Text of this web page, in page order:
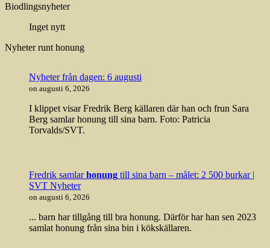
Biodlingsnyheter
Inget nytt
Nyheter runt honung
Nyheter från dagen: 6 augusti
on augusti 6, 2026
I klippet visar Fredrik Berg källaren där han och frun Sara
Berg samlar honung till sina barn. Foto: Patricia
Torvalds/SVT.
Fredrik samlarhonung till sina barn – målet: 2 500 burkar |
SVT Nyheter
on augusti 6, 2026
... barn har tillgång till bra honung. Därför har han sen 2023
samlat honung från sina bin i kökskällaren.